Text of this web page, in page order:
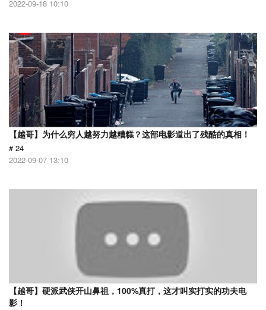
2022-09-18 10:10
【越哥】为什么穷人越努力越糟糕？这部电影道出了残酷的真相！
# 24
2022-09-07 13:10
【越哥】硬派武侠开山鼻祖，100%真打，这才叫实打实的功夫电
影！